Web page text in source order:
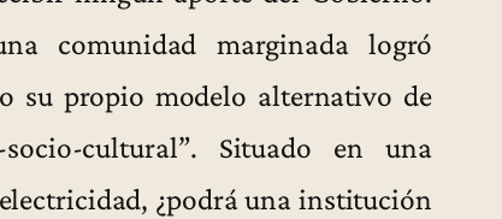
comunidad marginada logró
su propio modelo alternativo de
cultural”. Situado en una
¿podrá una institución